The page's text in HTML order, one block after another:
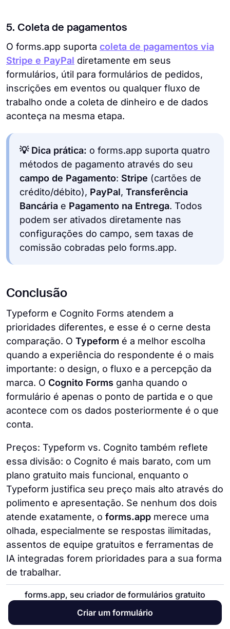
5. Coleta de pagamentos
O forms.app suporta coleta de pagamentos via
Stripe e PayPal diretamente em seus
formulários, útil para formulários de pedidos,
inscrições em eventos ou qualquer fluxo de
trabalho onde a coleta de dinheiro e de dados
aconteça na mesma etapa.
💡 Dica prática: o forms.app suporta quatro
métodos de pagamento através do seu
campo de Pagamento: Stripe (cartões de
crédito/débito), PayPal, Transferência
Bancária e Pagamento na Entrega. Todos
podem ser ativados diretamente nas
configurações do campo, sem taxas de
comissão cobradas pelo forms.app.
Conclusão
Typeform e Cognito Forms atendem a
prioridades diferentes, e esse é o cerne desta
comparação. O Typeform é a melhor escolha
quando a experiência do respondente é o mais
importante: o design, o fluxo e a percepção da
marca. O Cognito Forms ganha quando o
formulário é apenas o ponto de partida e o que
acontece com os dados posteriormente é o que
conta.
Preços: Typeform vs. Cognito também reflete
essa divisão: o Cognito é mais barato, com um
plano gratuito mais funcional, enquanto o
Typeform justifica seu preço mais alto através do
polimento e apresentação. Se nenhum dos dois
atende exatamente, o forms.app merece uma
olhada, especialmente se respostas ilimitadas,
assentos de equipe gratuitos e ferramentas de
IA integradas forem prioridades para a sua forma
de trabalhar.
Perguntas Frequentes (FAQs)
forms.app, seu criador de formulários gratuito
Criar um formulário